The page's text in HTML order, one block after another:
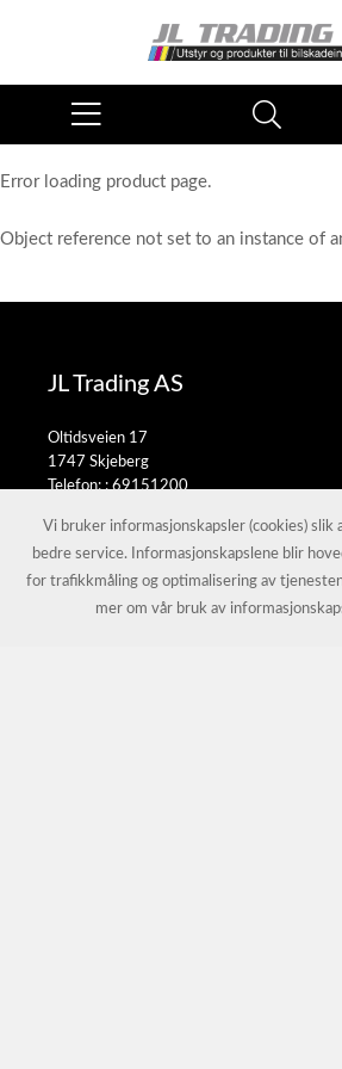
Error loading product page.
Object reference not set to an instance of
JL Trading AS
Oltidsveien 17
1747 Skjeberg
Telefon: :69151200
© JL Trading AS |Nettbutikk
Vi bruker informasjonskapsler (cookies) slik
bedre service. Informasjonskapslene blir
for trafikkmåling og optimalisering av
mer om vår bruk av